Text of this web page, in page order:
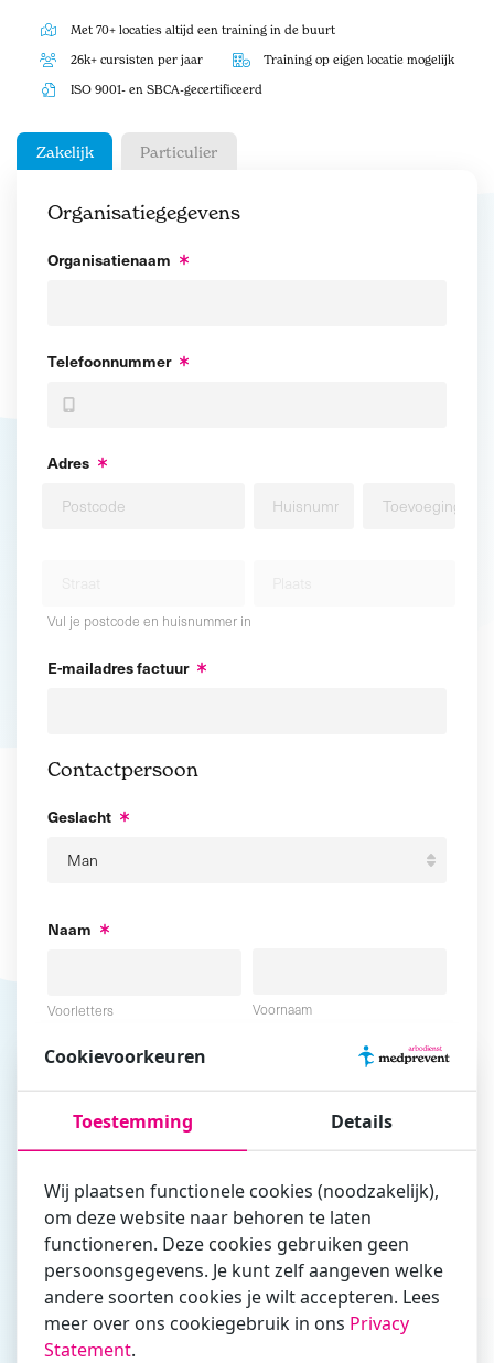
Met 70+ locaties altijd een training in de buurt
26k+ cursisten per jaar Training op eigen locatie mogelijk
ISO 9001- en SBCA-gecertificeerd
Zakelijk Particulier
Organisatiegegevens
Organisatienaam
Telefoonnummer
Adres
Vul je postcode en huisnummer in
E-mailadres factuur
Contactpersoon
Geslacht
Naam
Voorletters Voornaam
Vul hier bij voorkeur het e-mailadres in waarmee je
zakelijk/administratief correspondeert
Is de contactpersoon ook een cursist?
Ja
Cookievoorkeuren
Toestemming Details
Wij plaatsen functionele cookies (noodzakelijk),
om deze website naar behoren te laten
functioneren. Deze cookies gebruiken geen
persoonsgegevens. Je kunt zelf aangeven welke
andere soorten cookies je wilt accepteren. Lees
meer over ons cookiegebruik in ons Privacy
Statement.